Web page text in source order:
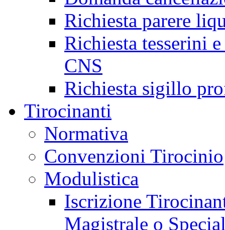
Richiesta parere
Richiesta tesserini
CNS
Richiesta sigillo
Tirocinanti
Normativa
Convenzioni Tirocinio
Modulistica
Iscrizione
Magistrale o